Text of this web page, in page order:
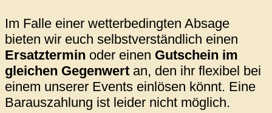
Im Falle einer wetterbedingten Absage
bieten wir euch selbstverständlich einen
Ersatztermin oder einen Gutschein im
gleichen Gegenwert an, den ihr flexibel bei
einem unserer Events einlösen könnt. Eine
Barauszahlung ist leider nicht möglich.